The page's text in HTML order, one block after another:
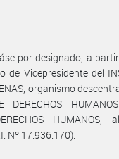
por designado, a
de Vicepresidente del
organismo
DERECHOS
Nº 17.936.170).